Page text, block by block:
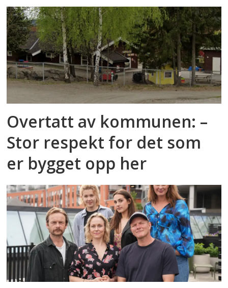
Overtatt av kommunen: –
Stor respekt for det som
er bygget opp her